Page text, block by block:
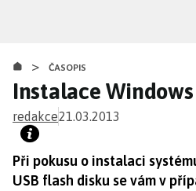
obsahu
> ČASOPIS
Instalace Windows
redakce21.03.2013
Při pokusu o instalaci
USB flash disku se vám v